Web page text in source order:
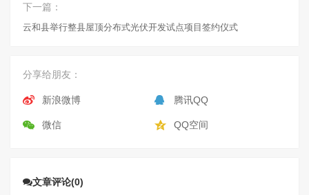
下一篇：
云和县举行整县屋顶分布式光伏开发试点项目签约仪式
分享给朋友：
新浪微博 腾讯QQ
微信 QQ空间
文章评论(0)